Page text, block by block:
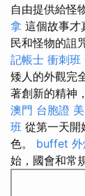
自由提供給怪
拿 這個故事才
民和怪物的詛
記帳士 衝刺班
矮人的外觀完
著創新的精神
澳門 台胞證
班 從第一天開
色。 buffet 外
始，國會和常